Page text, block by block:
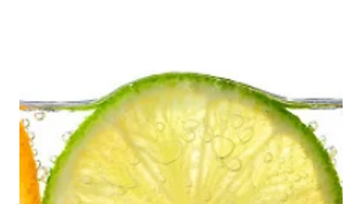
을 한 뒤 오전 수업에 가야 할지 말아야 할지에 대한 짧지만 진지한 고민을 하는